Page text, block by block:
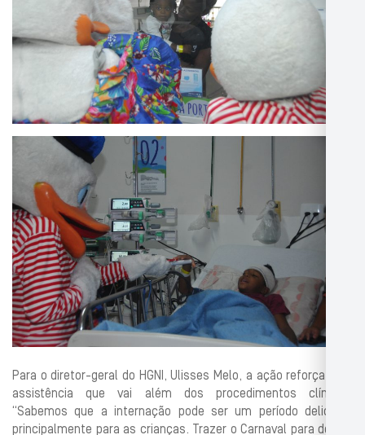
Para o diretor-geral do HGNI, Ulisses Melo, a ação reforça uma
assistência que vai além dos procedimentos clínicos.
“Sabemos que a internação pode ser um período delicado,
principalmente para as crianças. Trazer o Carnaval para dentro